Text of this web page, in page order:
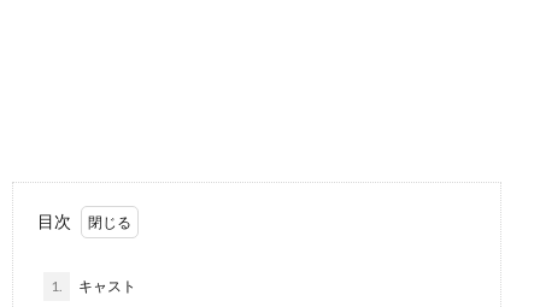
目次
1. キャスト